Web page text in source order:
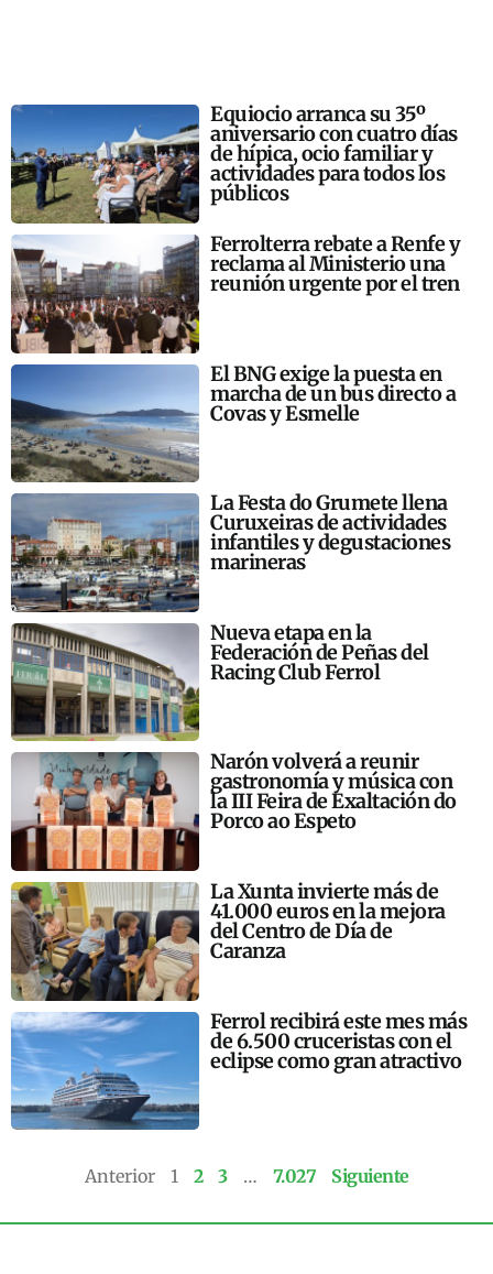
Equiocio arranca su 35º
aniversario con cuatro días
de hípica, ocio familiar y
actividades para todos los
públicos
Ferrolterra rebate a Renfe y
reclama al Ministerio una
reunión urgente por el tren
El BNG exige la puesta en
marcha de un bus directo a
Covas y Esmelle
La Festa do Grumete llena
Curuxeiras de actividades
infantiles y degustaciones
marineras
Nueva etapa en la
Federación de Peñas del
Racing Club Ferrol
Narón volverá a reunir
gastronomía y música con
la III Feira de Exaltación do
Porco ao Espeto
La Xunta invierte más de
41.000 euros en la mejora
del Centro de Día de
Caranza
Ferrol recibirá este mes más
de 6.500 cruceristas con el
eclipse como gran atractivo
Anterior 1 2 3 … 7.027 Siguiente